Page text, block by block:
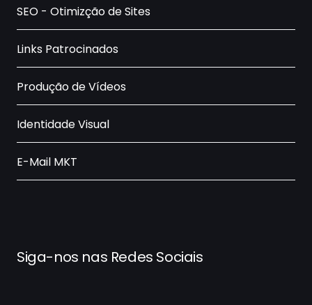
SEO - Otimizção de Sites
Links Patrocinados
Produção de Vídeos
Identidade Visual
E-Mail MKT
Siga-nos nas Redes Sociais